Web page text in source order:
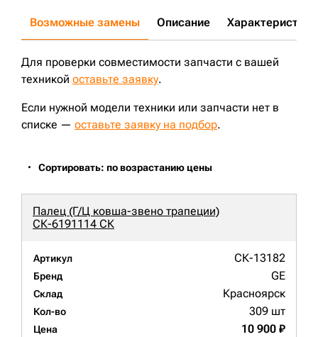
Возможные замены Описание Характеристики
Для проверки совместимости запчасти с вашей
техникой оставьте заявку.
Если нужной модели техники или запчасти нет в
списке — оставьте заявку на подбор.
Сортировать: по возрастанию цены
Палец (Г/Ц ковша-звено трапеции)
СК-6191114 СК
Артикул СК-13182
Бренд GE
Склад Красноярск
Кол-во 309 шт
Цена 10 900 ₽